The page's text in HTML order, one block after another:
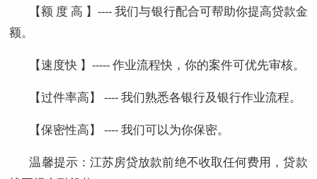
【额 度 高 】---- 我们与银行配合可帮助你提高贷款金
额。
【速度快 】----- 作业流程快，你的案件可优先审核。
【过件率高】 ---- 我们熟悉各银行及银行作业流程。
【保密性高】 ---- 我们可以为你保密。
温馨提示：江苏房贷放款前绝不收取任何费用，贷款